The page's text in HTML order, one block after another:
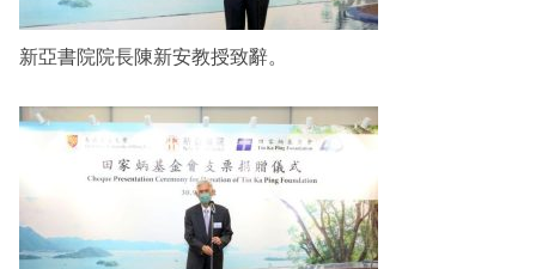
新亞書院院長陳新安教授致辭。